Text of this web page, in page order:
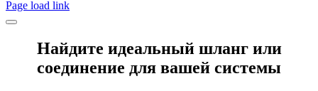
Page load link
Найдите идеальный шланг или
соединение для вашей системы